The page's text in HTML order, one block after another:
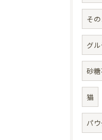
そ
グ
砂
猫
パ